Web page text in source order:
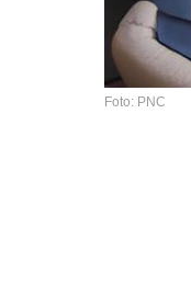
Foto: PNC